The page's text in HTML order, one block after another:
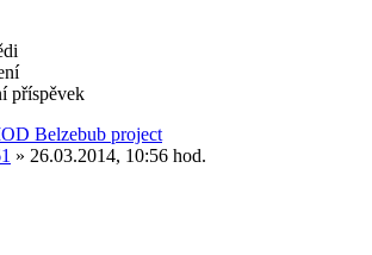
příspěvek
Belzebub project
» 26.03.2014, 10:56 hod.